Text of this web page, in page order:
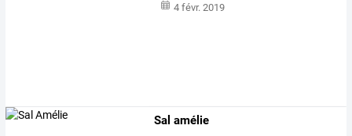
4 févr. 2019
Sal amélie